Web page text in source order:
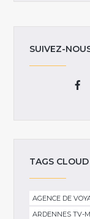
SUIVEZ-
TAGS CLOUD
AGENCE DE
ARDENNES TV-